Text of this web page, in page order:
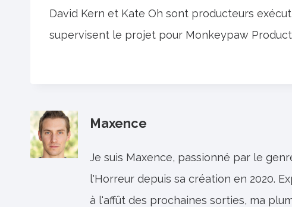
David Kern et Kate Oh sont producteurs
supervisent le projet pour Monkeypaw
Maxence
Je suis Maxence, passionné par le
l'Horreur depuis sa création en 2020.
à l'affût des prochaines sorties, ma